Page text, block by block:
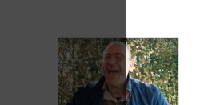
Facteurs
déclenchants et de
risque migraine et
maux de tête